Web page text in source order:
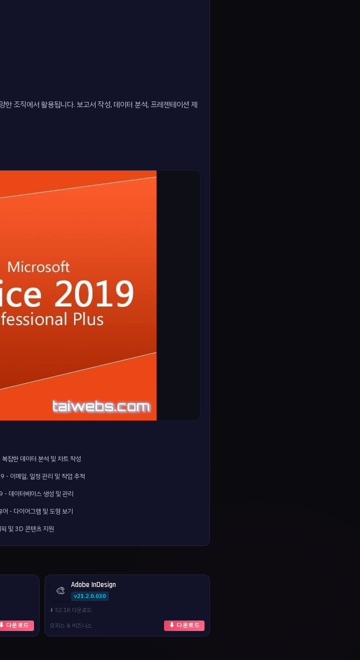
조직에서 활용됩니다. 보고서 작성, 데이터 분석, 프레젠테이션 제
잡한 데이터 분석 및 차트 작성
이메일, 일정 관리 및 작업 추적
데이터베이스 생성 및 관리
- 다이어그램 및 도형 보기
및 3D 콘텐츠 지원
⬇ 다운로드
🎨 Adobe InDesign
v21.2.0.030
⬇️ 52.1K 다운로드
오피스 & 비즈니스
⬇ 다운로드